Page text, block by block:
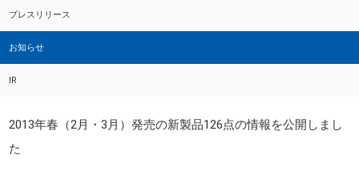
プレスリリース
お知らせ
IR
2013年春（2月・3月）発売の新製品126点の情報を公開しまし
た